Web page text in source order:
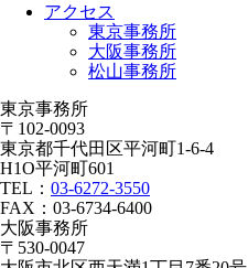
アクセス
東京事務所
大阪事務所
松山事務所
東京事務所
〒102-0093
東京都千代田区平河町1-6-4
H1O平河町601
TEL： 03-6272-3550
FAX：03-6734-6400
大阪事務所
〒530-0047